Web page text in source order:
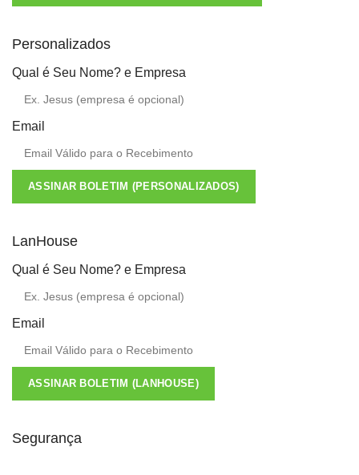
Personalizados
Qual é Seu Nome? e Empresa
Email
ASSINAR BOLETIM (PERSONALIZADOS)
LanHouse
Qual é Seu Nome? e Empresa
Email
ASSINAR BOLETIM (LANHOUSE)
Segurança